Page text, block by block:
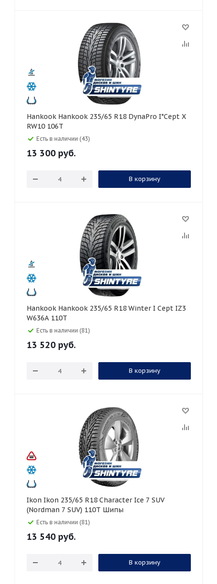
Hankook Hankook 235/65 R18 DynaPro I*Cept X
RW10 106T
Есть в наличии (43)
13 300 руб.
В корзину
Hankook Hankook 235/65 R18 Winter I Cept IZ3
W636A 110T
Есть в наличии (81)
13 520 руб.
В корзину
Ikon Ikon 235/65 R18 Character Ice 7 SUV
(Nordman 7 SUV) 110T Шипы
Есть в наличии (81)
13 540 руб.
В корзину